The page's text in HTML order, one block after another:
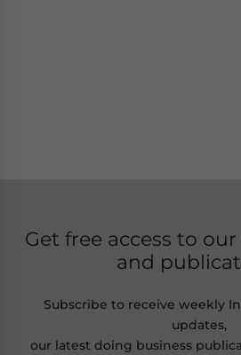
Get free access to
and
Subscribe to receive weekly
updates,
our latest doing business